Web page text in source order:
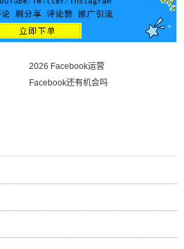
2026 Facebook运营
Facebook还有机会吗